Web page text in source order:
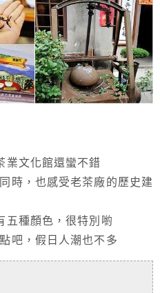
業文化館還蠻不錯
時，也感受老茶廠的歷史建
五種顏色，很特別喲
吧，假日人潮也不多